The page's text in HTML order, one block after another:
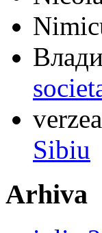
verzea
Sibiu
Arhiva